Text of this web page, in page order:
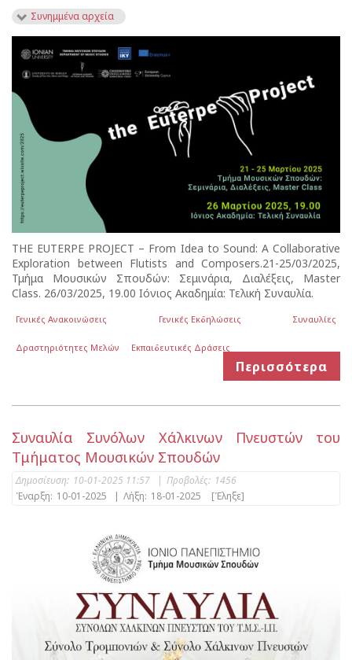
Συνημμένα αρχεία
THE EUTERPE PROJECT – From Idea to Sound: A Collaborative
Exploration between Flutists and Composers.21-25/03/2025,
Τμήμα Μουσικών Σπουδών: Σεμινάρια, Διαλέξεις, Master
Class. 26/03/2025, 19.00 Ιόνιος Ακαδημία: Τελική Συναυλία.
Γενικές Ανακοινώσεις Γενικές Εκδηλώσεις Συναυλίες
Δραστηριότητες Μελών Εκπαιδευτικές Δράσεις
Περισσότερα
Συναυλία Συνόλων Χάλκινων Πνευστών του
Τμήματος Μουσικών Σπουδών
Δημοσίευση: 10-01-2025 11:57 | Προβολές: 1456
Έναρξη: 10-01-2025 | Λήξη: 18-01-2025 [Έληξε]